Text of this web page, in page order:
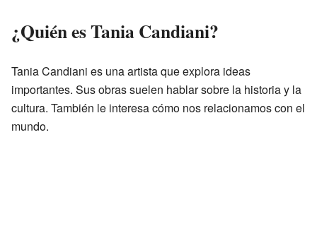
¿Quién es Tania Candiani?
Tania Candiani es una artista que explora ideas
importantes. Sus obras suelen hablar sobre la historia y la
cultura. También le interesa cómo nos relacionamos con el
mundo.